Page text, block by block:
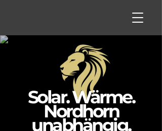
Solar. Wärme.
Nordhorn
unabhängig.